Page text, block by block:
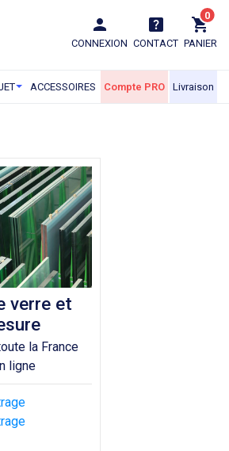
CONNEXION CONTACT
0
PANIER
ACCESSOIRES Compte PRO Livraison
verre et
la France
ligne